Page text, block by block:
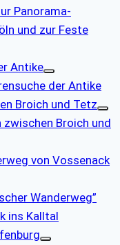
Panorama-
und zur Feste
Antike
der Antike
Broich und Tetz
zwischen Broich und
von Vossenack
Wanderweg”
ins Kalltal